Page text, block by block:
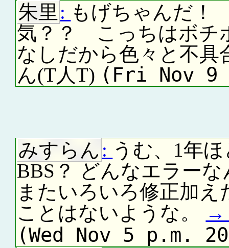
朱里 : もげちゃんだ
気？？ こっちはボチ
なしだから色々と不
ん(T人T) (Fri Nov 9
みすらん : うむ、1年
BBS？ どんなエラー
またいろいろ修正加
ことはないような。
(Wed Nov 5 p.m.